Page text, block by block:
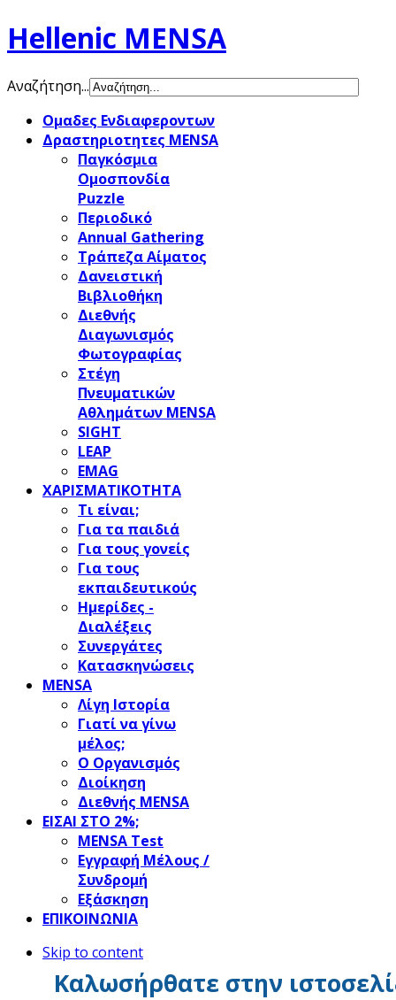
Hellenic MENSA
Αναζήτηση...
Ομαδες Ενδιαφεροντων
Δραστηριοτητες MENSA
Παγκόσμια
Ομοσπονδία
Puzzle
Περιοδικό
Annual Gathering
Τράπεζα Αίματος
Δανειστική
Βιβλιοθήκη
Διεθνής
Διαγωνισμός
Φωτογραφίας
Στέγη
Πνευματικών
Αθλημάτων MENSA
SIGHT
LEAP
EMAG
ΧΑΡΙΣΜΑΤΙΚΟΤΗΤΑ
Τι είναι;
Για τα παιδιά
Για τους γονείς
Για τους
εκπαιδευτικούς
Ημερίδες -
Διαλέξεις
Συνεργάτες
Κατασκηνώσεις
MENSA
Λίγη Ιστορία
Γιατί να γίνω
μέλος;
Ο Οργανισμός
Διοίκηση
Διεθνής MENSA
ΕΙΣΑΙ ΣΤΟ 2%;
ΜΕΝSΑ Test
Εγγραφή Μέλους /
Συνδρομή
Εξάσκηση
ΕΠΙΚΟΙΝΩΝΙΑ
Skip to content
Καλωσήρθατε στην